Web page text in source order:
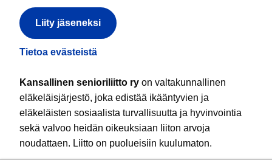
Liity jäseneksi
Tietoa evästeistä
Kansallinen senioriliitto ry on valtakunnallinen
eläkeläisjärjestö, joka edistää ikääntyvien ja
eläkeläisten sosiaalista turvallisuutta ja hyvinvointia
sekä valvoo heidän oikeuksiaan liiton arvoja
noudattaen. Liitto on puolueisiin kuulumaton.